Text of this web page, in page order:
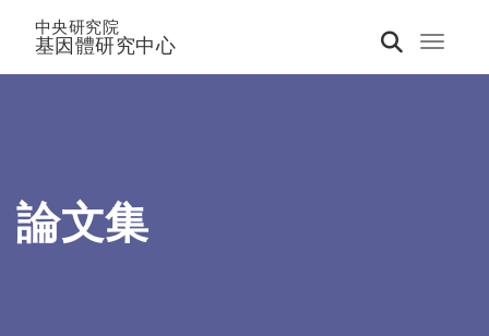
Toggle
中央研究院
基因體研究中心
論文集